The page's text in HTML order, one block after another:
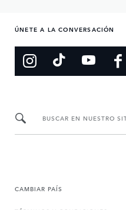
ÚNETE A LA CONVERSACIÓN
BUSCAR EN NUESTRO
CAMBIAR PAÍS